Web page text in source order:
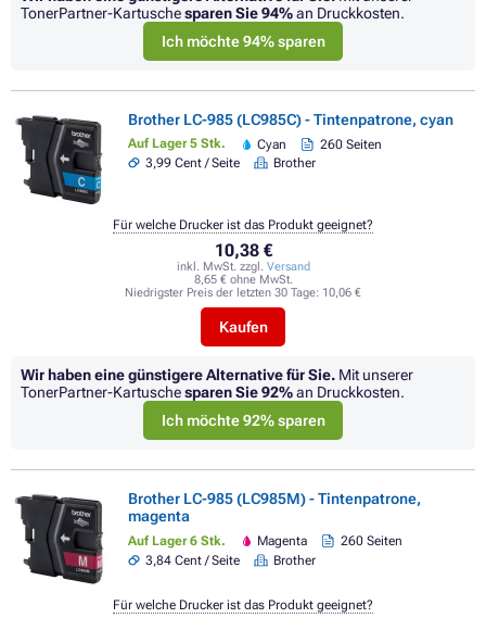
TonerPartner-Kartuschesparen Sie94%an Druckkosten.
Ich möchte 94% sparen
Brother LC-985 (LC985C) - Tintenpatrone, cyan
Auf Lager 5 Stk. Cyan
260 Seiten
3,99 Cent / Seite
Brother
10,38 €
inkl. MwSt. zzgl. Versand
8,65 € ohne MwSt.
Niedrigster Preis der letzten 30 Tage: 10,06 €
Kaufen
Für welche Drucker ist das Produkt geeignet?
Wir haben eine günstigere Alternative für Sie. Mit unserer
TonerPartner-Kartuschesparen Sie92%an Druckkosten.
Ich möchte 92% sparen
Brother LC-985 (LC985M) - Tintenpatrone,
magenta
Auf Lager 6 Stk. Magenta
260 Seiten
3,84 Cent / Seite
Brother
Für welche Drucker ist das Produkt geeignet?